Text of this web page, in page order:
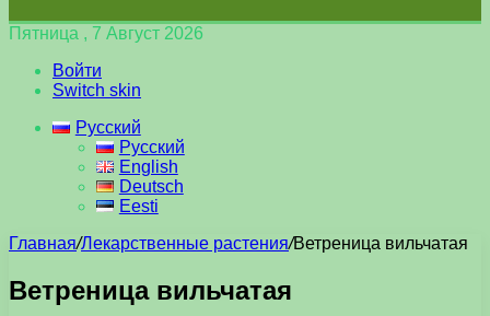
Пятница , 7 Август 2026
Войти
Switch skin
Русский
Русский
English
Deutsch
Eesti
Главная/Лекарственные растения/Ветреница вильчатая
Ветреница вильчатая